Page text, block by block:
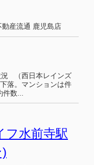
動産流通 鹿児島店
況 （西日本レインズ
落。マンションは件
数...
フ水前寺駅